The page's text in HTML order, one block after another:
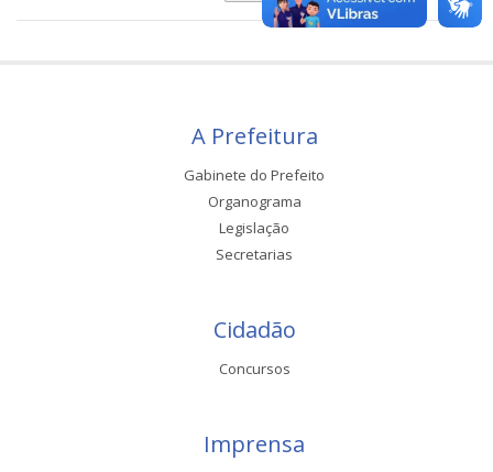
A Prefeitura
Gabinete do Prefeito
Organograma
Legislação
Secretarias
Cidadão
Concursos
Imprensa